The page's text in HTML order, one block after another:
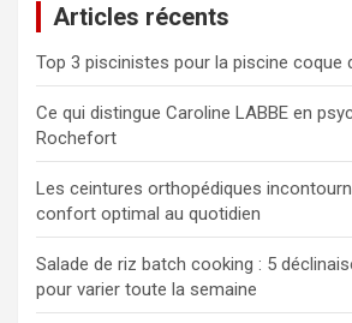
c
h
e
r
Articles récents
Top 3 piscinistes pour la piscine coque
Ce qui distingue Caroline LABBE en
Rochefort
Les ceintures orthopédiques
confort optimal au quotidien
Salade de riz batch cooking : 5
pour varier toute la semaine